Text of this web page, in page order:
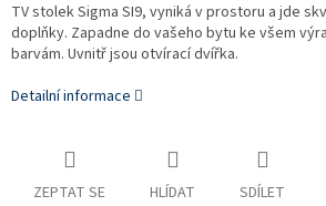
TV stolek Sigma SI9, vyniká v prostoru a jde
doplňky. Zapadne do vašeho bytu ke všem
barvám. Uvnitř jsou otvírací dvířka.
Detailní informace
ZEPTAT SE HLÍDAT SDÍLET